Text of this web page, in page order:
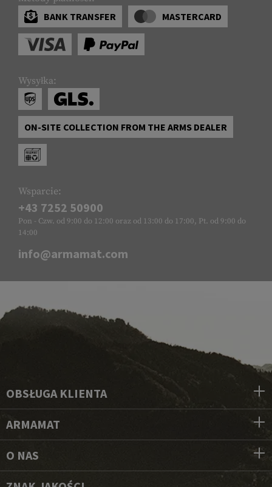
BANK TRANSFER
MASTERCARD
Wysyłka:
ON-SITE COLLECTION FROM THE ARMS DEALER
Wsparcie:
+43 7252 50900
Pon - Czw. od 9:00 do 12:00 oraz od 13:00 do 17:00, Pt. od 9:00 do
14:00
info@armamat.com
OBSŁUGA KLIENTA
ARMAMAT
O NAS